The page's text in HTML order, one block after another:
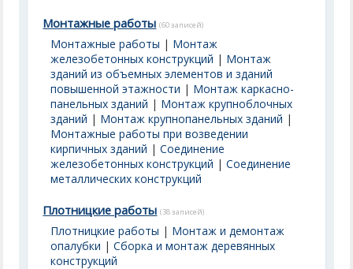
Монтажные работы (60 записей)
Монтажные работы | Монтаж
железобетонных конструкций | Монтаж
зданий из объемных элементов и зданий
повышенной этажности | Монтаж каркасно-
панельных зданий | Монтаж крупноблочных
зданий | Монтаж крупнопанельных зданий |
Монтажные работы при возведении
кирпичных зданий |Соединение
железобетонных конструкций |Соединение
металлических конструкций
Плотницкие работы (38 записей)
Плотницкие работы | Монтаж и демонтаж
опалубки |Сборка и монтаж деревянных
конструкций